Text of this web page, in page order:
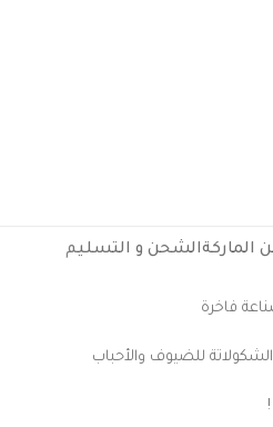
الماركةالشحن و التسليم
فاخرة
للضيوف والأحباب